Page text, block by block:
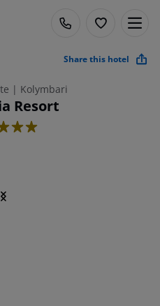
Share this hotel
| Kolymbari
Resort